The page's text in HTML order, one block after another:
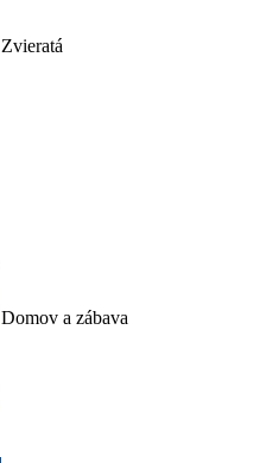
Zvieratá
Domov a zábava